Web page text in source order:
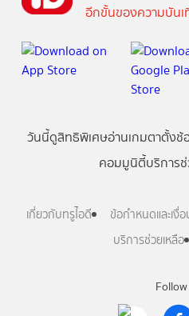
อีกขั้นของความบันเ
วันนี้ดูสิทธิพิเศษอ่านเกมตาตั้งช้
คอมมูนิตี้บริการ
เกี่ยวกับทรูไอดี ข้อกำหนดและเงื่อ
บริการช่วยเหลือ